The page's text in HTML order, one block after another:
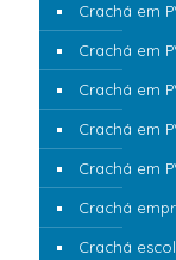
Crachá em
Crachá em
Crachá em
Crachá em
Crachá em
Crachá
Crachá